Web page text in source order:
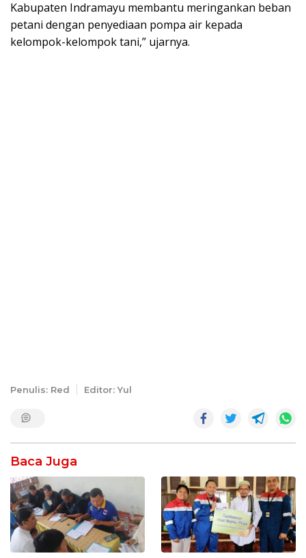
Kabupaten Indramayu membantu meringankan beban
petani dengan penyediaan pompa air kepada
kelompok-kelompok tani,” ujarnya.
Penulis: Red Editor: Yul
Baca Juga